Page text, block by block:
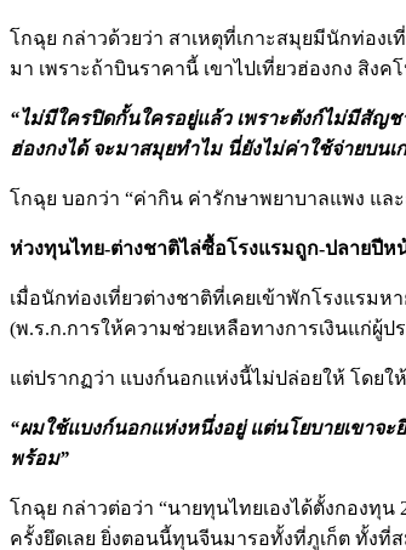
โกฉุย กล่าวด้วยว่า สาเหตุที่เกาะสมุยมีนักท่อง
มา เพราะถ้าบินราคานี้ เขาไปเที่ยวฮ่องกง สิง
“ไม่มีใครปิดกั้นใครอยู่แล้ว เพราะตังก์ไม่มีสัญ
ฮ่องกงได้ จะมาสมุยทำไม นี่ยังไม่ค่าใช้จ่ายบน
โกฉุย บอกว่า “ค่ากิน ค่ารักษาพยาบาลแพง แล
ห่วงทุนไทย-ต่างชาติไล่ซื้อโรงแรมถูก-ปลายปีห
เมื่อนักท่องเที่ยวต่างชาติที่เคยเข้าพักโรงแรม
(พ.ร.ก.การให้ความช่วยเหลือทางการเงินแก่ผู้ป
แต่ปรากฏว่า แบงก์นอกแห่งนี้ไม่ปล่อยให้ โดยใ
“ผมใช้แบงก์นอกแห่งหนึ่งอยู่ แต่นโยบายเขาจ
พร้อม”
โกฉุย กล่าวต่อว่า “นายทุนไทยเองได้ตั้งกอง
ครั้งยึดเลย ยิ่งตอนนี้ทุนจีนมารอทั้งที่ภูเก็ต ทั้งที่ส